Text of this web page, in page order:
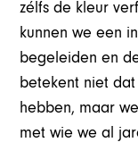
zélfs de kleur
kunnen we een
begeleiden en
betekent niet
hebben, maar
met wie we al